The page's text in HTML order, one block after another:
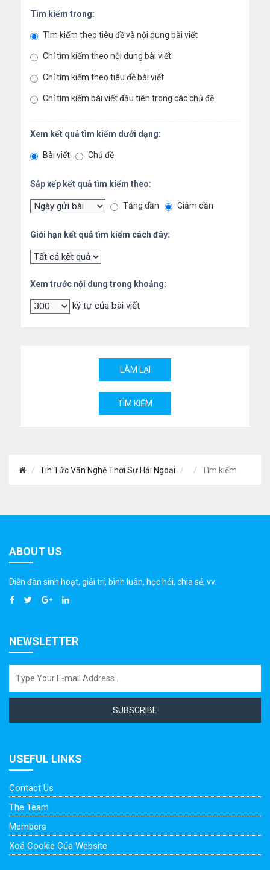
Tìm kiếm trong:
Tìm kiếm theo tiêu đề và nội dung bài viết
Chỉ tìm kiếm theo nội dung bài viết
Chỉ tìm kiếm theo tiêu đề bài viết
Chỉ tìm kiếm bài viết đầu tiên trong các chủ đề
Xem kết quả tìm kiếm dưới dạng:
Bài viết Chủ đề
Sắp xếp kết quả tìm kiếm theo:
Tăng dần Giảm dần
Giới hạn kết quả tìm kiếm cách đây:
Xem trước nội dung trong khoảng:
ký tự của bài viết
Tin Tức Văn Nghệ Thời Sự Hải Ngoại Tìm kiếm
ABOUT US
Diễn đàn sinh hoạt, giải trí, bình luân, học hỏi, chia sẻ, vv.
NEWSLETTER
SUBSCRIBE
USEFUL LINKS
Contact Us
The Team
Members
Xoá Cookie Của Website